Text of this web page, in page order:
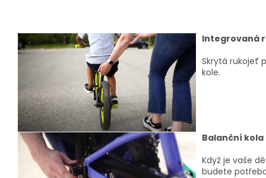
Integrovaná
Skrytá rukojeť
kole.
Balanční
Když je vaše
budete